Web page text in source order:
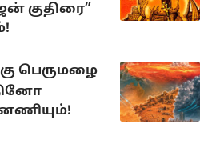
குதிரை”
பெருமழை